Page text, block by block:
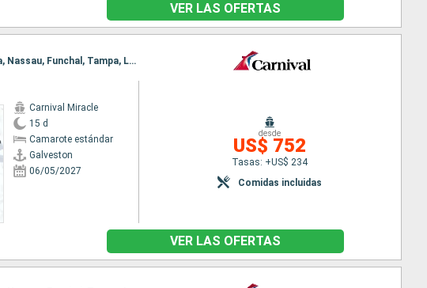
VER LAS OFERTAS
Itinerario : Galveston, Civitavecchia - Roma, Cartagena, Bermudes, Punta Delgada, Nassau, Funchal, Tampa, Lisboa
Carnival Miracle
15 d
Camarote estándar
Galveston
06/05/2027
desde
US$ 752
Tasas: +US$ 234
Comidas incluidas
VER LAS OFERTAS